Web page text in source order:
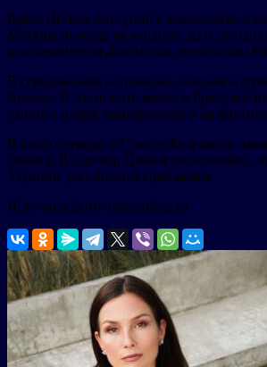
Ранее Песков выступил с заявлением, в
Москвы никогда не входило, да и
присоединения Донбасса к территории
В середине мая источники, близкие к
Кремле. В частности, якобы в Брюсселе
единого плана, направленного на
В свою очередь, в Совете Федерации
сенатор Владимир Джабаров напомнил,
Украины российским гражданам.
Источник фото: metaratings.ru